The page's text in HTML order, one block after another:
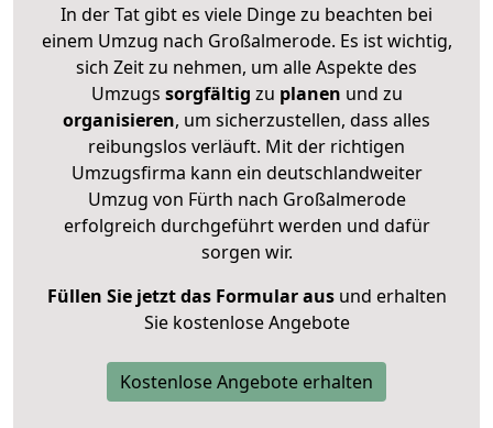
In der Tat gibt es viele Dinge zu beachten bei
einem Umzug nach Großalmerode. Es ist wichtig,
sich Zeit zu nehmen, um alle Aspekte des
Umzugs sorgfältig zu planen und zu
organisieren, um sicherzustellen, dass alles
reibungslos verläuft. Mit der richtigen
Umzugsfirma kann ein deutschlandweiter
Umzug von Fürth nach Großalmerode
erfolgreich durchgeführt werden und dafür
sorgen wir.
Füllen Sie jetzt das Formular ausund erhalten
Sie kostenlose Angebote
Kostenlose Angebote erhalten